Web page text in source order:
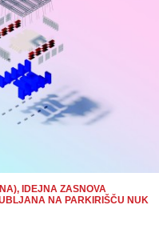
IDEJNA ZASNOVA
NA PARKIRIŠČU NUK